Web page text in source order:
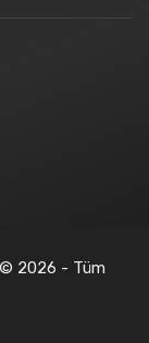
2026 - Tüm